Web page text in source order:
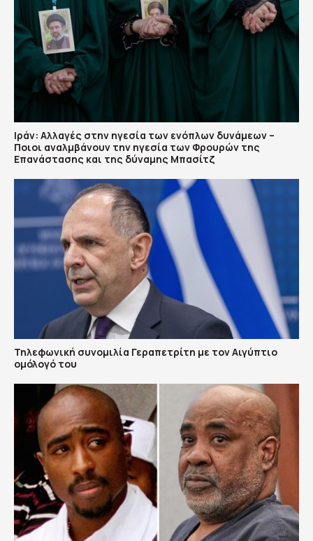
Ιράν: Αλλαγές στην ηγεσία των ενόπλων δυνάμεων –
Ποιοι αναλμβάνουν την ηγεσία των Φρουρών της
Επανάστασης και της δύναμης Μπασίτζ
Τηλεφωνική συνομιλία Γεραπετρίτη με τον Αιγύπτιο
ομόλογό του